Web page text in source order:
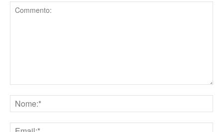
Comment
Nome
Email